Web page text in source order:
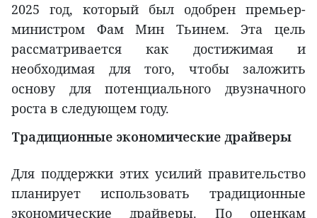
2025 год, который был одобрен премьер-
министром Фам Мин Тьинем. Эта цель
рассматривается как достижимая и
необходимая для того, чтобы заложить
основу для потенциального двузначного
роста в следующем году.
Традиционные экономические драйверы
Для поддержки этих усилий правительство
планирует использовать традиционные
экономические драйверы. По оценкам